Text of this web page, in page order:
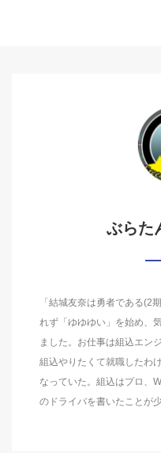
ぶらた
「結城友奈は勇者である(2
れず「ゆゆゆい」を始め、
ました。お仕事は組込エン
組込やりたくて就職したわ
なっていた。組込はプロ、
のドライバを書いたことが